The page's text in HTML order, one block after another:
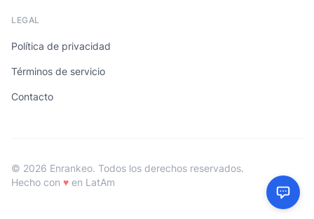
LEGAL
Política de privacidad
Términos de servicio
Contacto
© 2026 Enrankeo. Todos los derechos reservados.
Hecho con ♥ en LatAm